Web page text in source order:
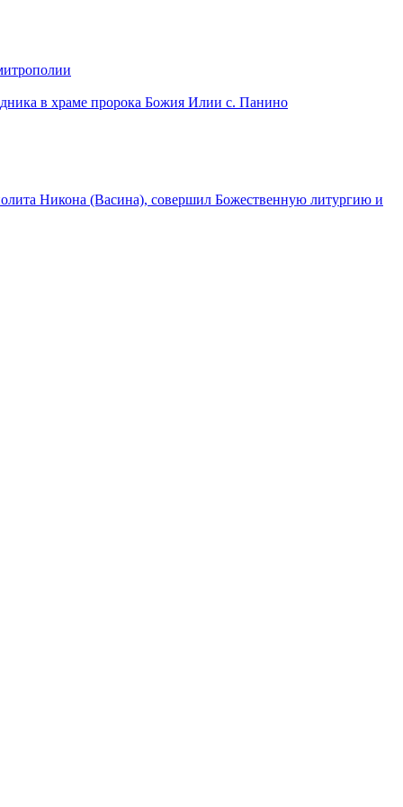
в храме пророка Божия Илии с. Панино
Никона (Васина), совершил Божественную литургию и